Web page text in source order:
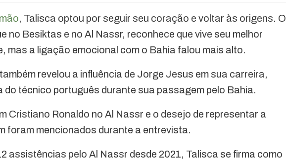
, Talisca optou por seguir seu coração e voltar às origens. O
no Besiktas e no Al Nassr, reconhece que vive seu melhor
mas a ligação emocional com o Bahia falou mais alto.
revelou a influência de Jorge Jesus em sua carreira,
técnico português durante sua passagem pelo Bahia.
Cristiano Ronaldo no Al Nassr e o desejo de representar a
foram mencionados durante a entrevista.
assistências pelo Al Nassr desde 2021, Talisca se firma como